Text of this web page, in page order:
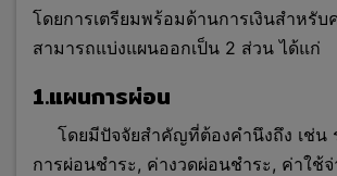
โดยการเตรียมพร้อมด้านการเงินสำหรั
สามารถแบ่งแผนออกเป็น 2 ส่วน ได้แก่
1.แผนการผ่อน
โดยมีปัจจัยสำคัญที่ต้องคำนึงถึง เช่น
การผ่อนชำระ, ค่างวดผ่อนชำระ, ค่าใช้จ่